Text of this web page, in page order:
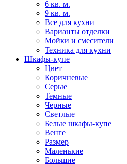
6 кв. м.
9 кв. м.
Все для кухни
Варианты отделки
Мойки и смесители
Техника для кухни
Шкафы-купе
Цвет
Коричневые
Серые
Темные
Черные
Светлые
Белые шкафы-купе
Венге
Размер
Маленькие
Большие